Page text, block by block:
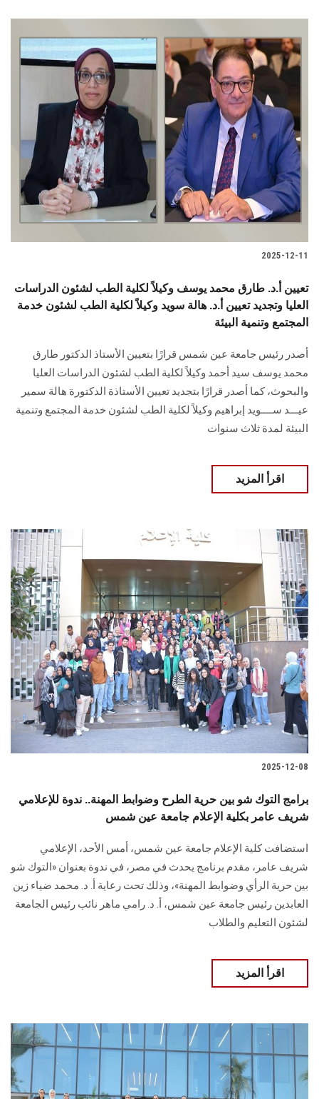
الإعلام
تواصل معنا
الطلاب
هيئة التدريس
الدراسات العليا
الموظفون
سجل الان
2025-12-11
تعيين أ.د. طارق محمد يوسف وكيلاً لكلية الطب لشئون الدراسات
العليا وتجديد تعيين أ.د. هالة سويد وكيلاً لكلية الطب لشئون خدمة
المجتمع وتنمية البيئة
أصدر رئيس جامعة عين شمس قرارًا بتعيين الأستاذ الدكتور طارق
محمد يوسف سيد أحمد وكيلاً لكلية الطب لشئون الدراسات العليا
والبحوث، كما أصدر قرارًا بتجديد تعيين الأستاذة الدكتورة هالة سمير
عيـــد ســــويد إبراهيم وكيلاً لكلية الطب لشئون خدمة المجتمع وتنمية
البيئة لمدة ثلاث سنوات
اقرأ المزيد
2025-12-08
برامج التوك شو بين حرية الطرح وضوابط المهنة.. ندوة للإعلامي
شريف عامر بكلية الإعلام جامعة عين شمس
استضافت كلية الإعلام جامعة عين شمس، أمس الأحد، الإعلامي
شريف عامر، مقدم برنامج يحدث في مصر، في ندوة بعنوان «التوك شو
بين حرية الرأي وضوابط المهنة»، وذلك تحت رعاية أ. د. محمد ضياء زين
العابدين رئيس جامعة عين شمس، أ. د. رامي ماهر نائب رئيس الجامعة
لشئون التعليم والطلاب
اقرأ المزيد